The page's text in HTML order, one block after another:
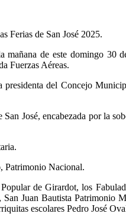
Ferias de San José 2025.
de este domingo
Fuerzas Aéreas.
del Concejo
José, encabezada por la
Patrimonio Nacional.
de Girardot, los
Juan Bautista Patrimonio
escolares Pedro José